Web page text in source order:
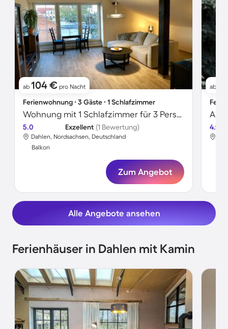
ab 104 € pro Nacht
Ferienwohnung ∙ 3 Gäste ∙ 1 Schlafzimmer
Wohnung mit 1 Schlafzimmer für 3 Personen
5.0 Exzellent (1 Bewertung)
Dahlen, Nordsachsen, Deutschland
Balkon
Zum Angebot
ab
4.9
Alle Angebote ansehen
Ferienhäuser in Dahlen mit Kamin